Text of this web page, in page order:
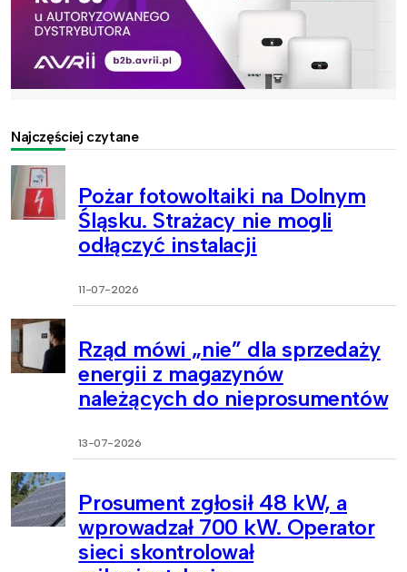
Najczęściej czytane
Pożar fotowoltaiki na Dolnym
Śląsku. Strażacy nie mogli
odłączyć instalacji
11-07-2026
Rząd mówi „nie” dla sprzedaży
energii z magazynów
należących do nieprosumentów
13-07-2026
Prosument zgłosił 48 kW, a
wprowadzał 700 kW. Operator
sieci skontrolował